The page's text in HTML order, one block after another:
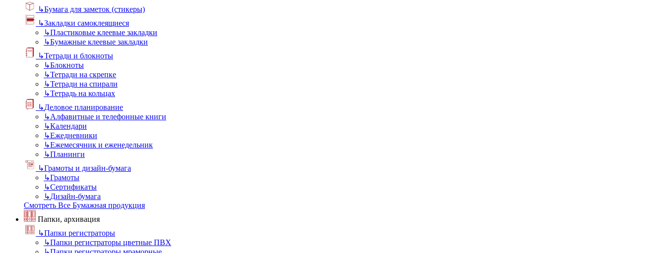
↳Бумага для заметок (стикеры)
↳Закладки самоклеящиеся
↳Пластиковые клеевые закладки
↳Бумажные клеевые закладки
↳Тетради и блокноты
↳Блокноты
↳Тетради на скрепке
↳Тетради на спирали
↳Тетрадь на кольцах
↳Деловое планирование
↳Алфавитные и телефонные книги
↳Календари
↳Ежедневники
↳Ежемесячник и еженедельник
↳Планинги
↳Грамоты и дизайн-бумага
↳Грамоты
↳Сертификаты
↳Дизайн-бумага
Смотреть Все Бумажная продукция
Папки, архивация
↳Папки регистраторы
↳Папки регистраторы цветные ПВХ